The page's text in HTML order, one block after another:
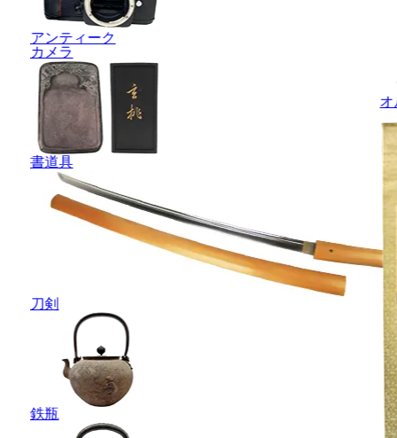
アンティーク
カメラ
書道具
刀剣
鉄瓶
オ